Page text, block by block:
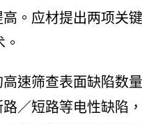
。应材提出两项关
速筛查表面缺陷数
／短路等电性缺陷